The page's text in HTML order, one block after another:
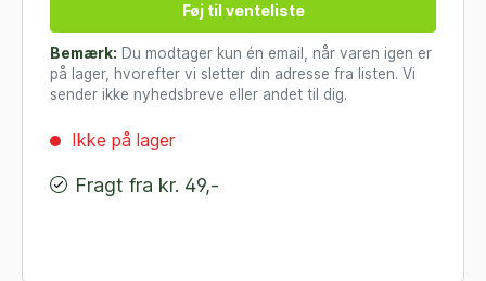
Føj til venteliste
Bemærk: Du modtager kun én email, når varen igen er
på lager, hvorefter vi sletter din adresse fra listen. Vi
sender ikke nyhedsbreve eller andet til dig.
Ikke på lager
Fragt fra kr. 49,-